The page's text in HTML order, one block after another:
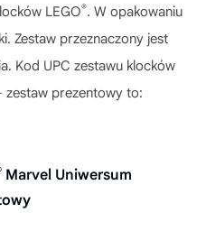
LEGO®. W opakowaniu
Zestaw przeznaczony jest
Kod UPC zestawu klocków
zestaw prezentowy to:
Marvel Uniwersum